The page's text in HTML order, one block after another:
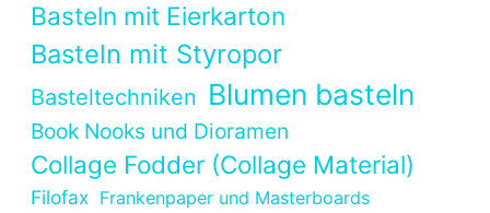
Basteln mit Eierkarton
Basteln mit Styropor
Basteltechniken Blumen basteln
Book Nooks und Dioramen
Collage Fodder (Collage Material)
Filofax Frankenpaper und Masterboards